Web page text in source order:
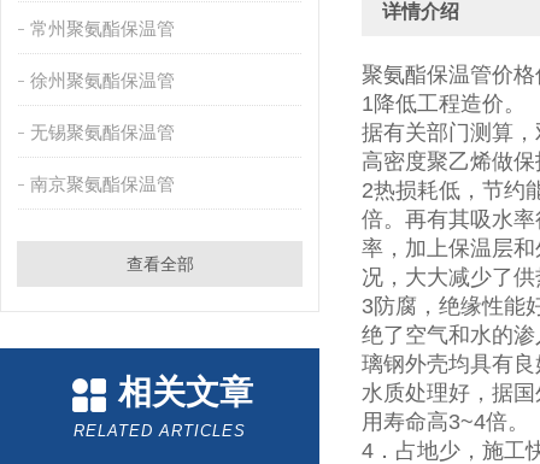
常州聚氨酯保温管
徐州聚氨酯保温管
无锡聚氨酯保温管
南京聚氨酯保温管
查看全部
相关文章
RELATED ARTICLES
详情介绍
聚氨酯保温管价
1降低工程造价。
据有关部门测算
高密度聚乙烯做
2热损耗低，节约
倍。再有其吸水
率，加上保温层
况，大大减少了
3防腐，绝缘性能
绝了空气和水的
璃钢外壳均具有
水质处理好，据
用寿命高3~4倍。
4．占地少，施工